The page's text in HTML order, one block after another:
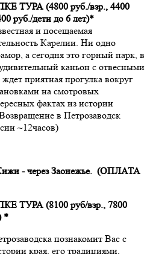
ТУРА (4800 руб./взр., 4400
руб./дети до 6 лет)*
и посещаемая
Карелии. Ни одно
а сегодня это горный парк, в
каньон с отвесными
приятная прогулка вокруг
на смотровых
фактах из истории
в Петрозаводск
~12часов)
- через Заонежье. (ОПЛАТА
ТУРА (8100 руб/взр., 7800
*
познакомит Вас с
края, его традициями,